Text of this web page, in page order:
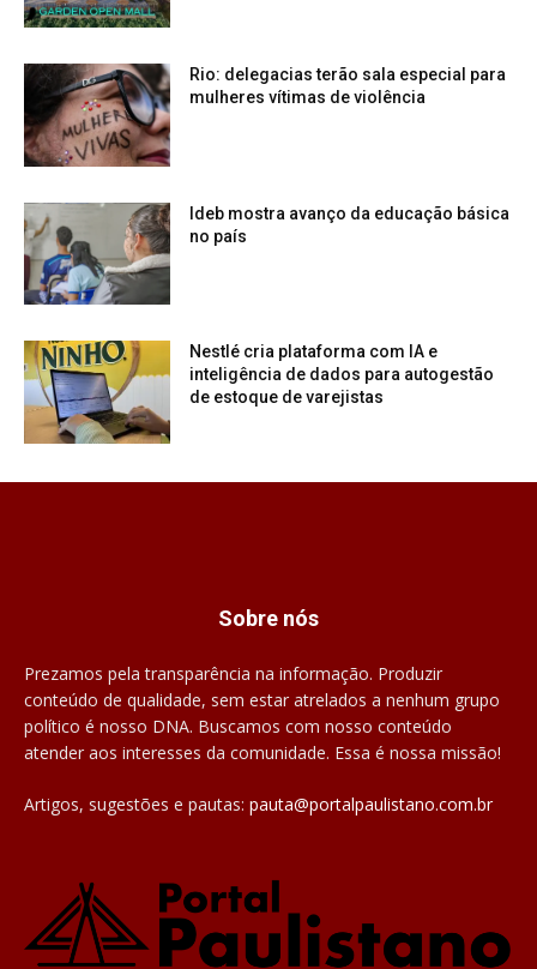
Rio: delegacias terão sala especial para
mulheres vítimas de violência
Ideb mostra avanço da educação básica
no país
Nestlé cria plataforma com IA e
inteligência de dados para autogestão
de estoque de varejistas
Sobre nós
Prezamos pela transparência na informação. Produzir
conteúdo de qualidade, sem estar atrelados a nenhum grupo
político é nosso DNA. Buscamos com nosso conteúdo
atender aos interesses da comunidade. Essa é nossa missão!
Artigos, sugestões e pautas: pauta@portalpaulistano.com.br